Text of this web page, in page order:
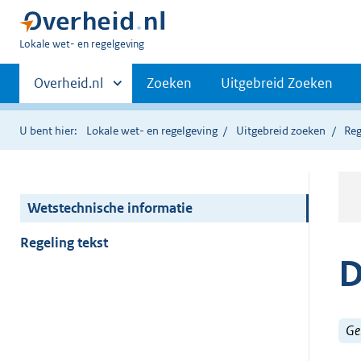
U
hier:
Lokale wet- en regelgeving
Primaire
navigatie
Andere
sites
binnen
Overheid.nl Zoeken Uitgebreid Zoeken
U bent hier: Lokale wet- en regelgeving Uitgebreid zoeken
Wetstechnische informatie
Regeling tekst